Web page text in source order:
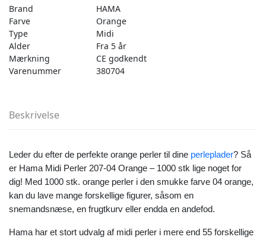
04)
antal
Brand
HAMA
Farve
Orange
Type
Midi
Alder
Fra 5 år
Mærkning
CE godkendt
Varenummer
380704
Beskrivelse
Leder du efter de perfekte orange perler til dine perleplader? Så
er Hama Midi Perler 207-04 Orange – 1000 stk lige noget for
dig! Med 1000 stk. orange perler i den smukke farve 04 orange,
kan du lave mange forskellige figurer, såsom en
snemandsnæse, en frugtkurv eller endda en andefod.
Hama har et stort udvalg af midi perler i mere end 55 forskellige